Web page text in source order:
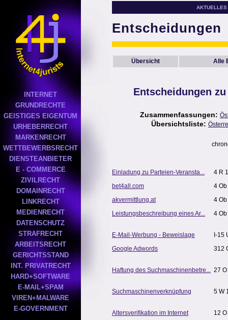
INTERNET
GRUNDRECHTE
GEISTIGES EIGENTUM
URHEBERRECHT
MARKENRECHT
WETTBEWERBSRECHT
DIENSTEANBIETER
E - COMMERCE
ZIVILRECHT
DOMAINRECHT
LINKRECHT
MEDIENRECHT
DATENSCHUTZ
STRAFRECHT
ARBEITSRECHT
GERICHTSSTAND
INT. PRIVATRECHT
HARD+SOFTWARE
E-MAIL+SPAM
VIREN+MALWARE
E-GOVERNMENT
AKTUELLES
Entscheidungen
Übersicht Alle
Entscheidungen
Zusammenfassungen:
Übersichtsliste:
Einladung zu Parteien-Veransta...
4 R
bet4all.com
4
akvermittlung.at
4
Leistungsbeschreibung eines Ar...
4
E-Mail-Werbung - Beweislage
I-15
Google Adwords
312
Haftung des Suchmaschinenbetre... 27
Suchmaschinenverknüpfung 5 W
Altersverifikation im Internet
12